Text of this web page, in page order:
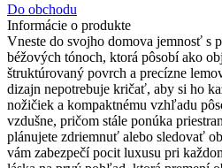
Do obchodu
Informácie o produkte
Vneste do svojho domova jemnosť s
béžových tónoch, ktorá pôsobí ako
štruktúrovaný povrch a precízne
dizajn nepotrebuje kričať, aby si ho
nožičiek a kompaktnému vzhľadu
vzdušne, pričom stále ponúka
plánujete zdriemnuť alebo sledovať
vám zabezpečí pocit luxusu pri